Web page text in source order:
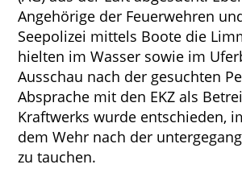
Angehörige der Feuerwehren
Seepolizei mittels Boote die
hielten im Wasser sowie im
Ausschau nach der gesuchten
Absprache mit den EKZ als
Kraftwerks wurde entschieden,
dem Wehr nach der
zu tauchen.